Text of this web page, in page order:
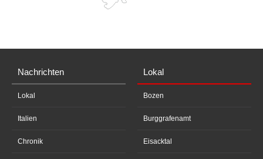
Nachrichten
Lokal
Italien
Chronik
Lokal
Bozen
Burggrafenamt
Eisacktal